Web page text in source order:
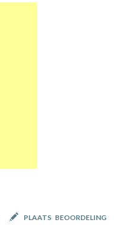
PLAATS BEOORDELING